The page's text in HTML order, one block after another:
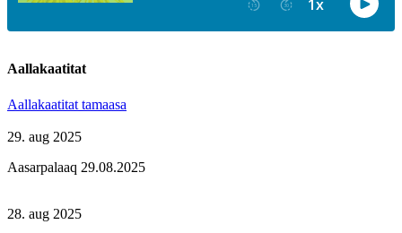
Aallakaatitat
Aallakaatitat tamaasa
29. aug 2025
Aasarpalaaq 29.08.2025
28. aug 2025